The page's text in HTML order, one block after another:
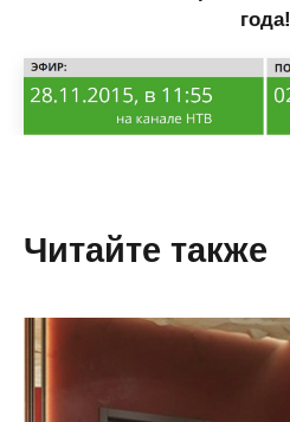
года!
Читайте также